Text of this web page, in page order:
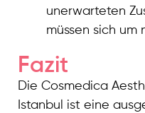
unerwarteten
müssen sich um
Fazit
Die Cosmedica
Istanbul ist eine